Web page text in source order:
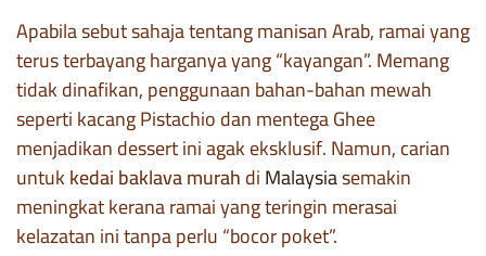
Apabila sebut sahaja tentang manisan Arab, ramai yang
terus terbayang harganya yang “kayangan”. Memang
tidak dinafikan, penggunaan bahan-bahan mewah
seperti kacang Pistachio dan mentega Ghee
menjadikan dessert ini agak eksklusif. Namun, carian
untukkedai baklava murahdiMalaysiasemakin
meningkat kerana ramai yang teringin merasai
kelazatan ini tanpa perlu “bocor poket”.